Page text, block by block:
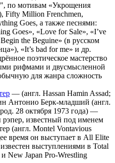
по мотивам «Укрощения
Fifty Million Frenchmen,
Goes, а также песнями:
Goes», «Love for Sale», «I’ve
the Beguine» (в русском
«It’s bad for me» и др.
поэтическое мастерство
рифмами и двусмысленной
для жанра сложность
— (англ. Hassan Hamin Assad;
Антонио Берк-младший (англ.
28 октября 1973 года) —
рэпер, известный под именем
(англ. Montel Vontavious
время он выступает в All Elite
выступлениями в Total
New Japan Pro-Wrestling